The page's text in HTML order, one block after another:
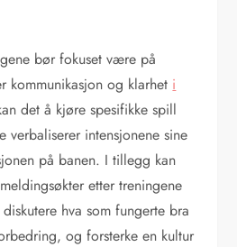
bør fokuset være på
kommunikasjon og klarhet i
det å kjøre spesifikke spill
verbaliserer intensjonene sine
på banen. I tillegg kan
etter treningene
hva som fungerte bra
og forsterke en kultur